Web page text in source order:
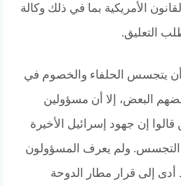
الأمريكية بما في ذلك وكالة
التعليق.
يتجسس الحلفاء والخصوم في
البعض، إلا أن مسؤولين
قالوا إن جهود إسرائيل الأخيرة
التجسس. ولم يعرف المسؤولون
إلى قرار مطار الدوحة